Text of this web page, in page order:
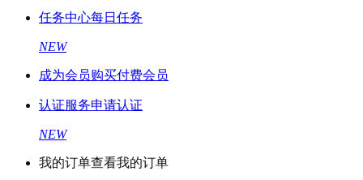
任务中心每日任务
NEW
成为会员购买付费会员
认证服务申请认证
NEW
我的订单查看我的订单